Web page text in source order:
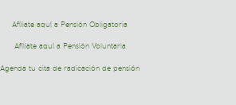
Afíliate aquí a Pensión Obligatoria
Afíliate aquí a Pensión Voluntaria
Agenda tu cita de radicación de pensión